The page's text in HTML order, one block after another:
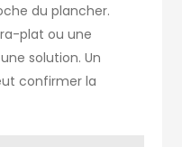
du plancher.
plat ou une
solution. Un
confirmer la